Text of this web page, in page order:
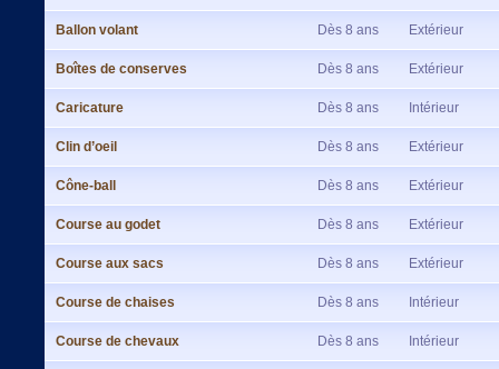
Ballon volant Dès 8 ans Extérieur
Boîtes de conserves Dès 8 ans Extérieur
Caricature Dès 8 ans Intérieur
Clin d’oeil Dès 8 ans Extérieur
Cône-ball Dès 8 ans Extérieur
Course au godet Dès 8 ans Extérieur
Course aux sacs Dès 8 ans Extérieur
Course de chaises Dès 8 ans Intérieur
Course de chevaux Dès 8 ans Intérieur